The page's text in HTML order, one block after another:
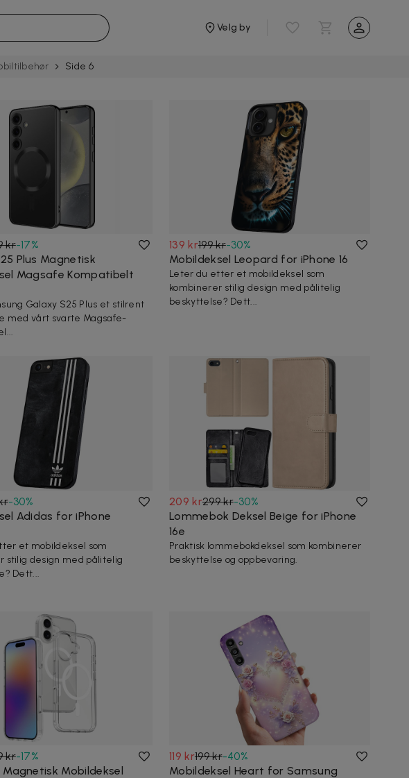
Velg by
Side 6
kr-17%
Plus Magnetisk
Magsafe Kompatibelt
Galaxy S25 Plus et stilrent
med vårt svarte Magsafe-
139 kr199 kr-30%
Mobildeksel Leopard for iPhone 16
Leter du etter et mobildeksel som
kombinerer stilig design med pålitelig
beskyttelse? Dett...
-30%
Adidas for iPhone
et mobildeksel som
stilig design med pålitelig
Dett...
209 kr299 kr-30%
Lommebok Deksel Beige for iPhone
16e
Praktisk lommebokdeksel som kombinerer
beskyttelse og oppbevaring.
kr-17%
Magnetisk Mobildeksel
119 kr199 kr-40%
Mobildeksel Heart for Samsung